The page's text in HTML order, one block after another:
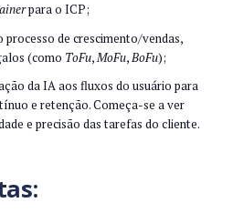
para o ICP;
processo de crescimento/vendas,
(como ToFu,MoFu,BoFu);
da IA aos fluxos do usuário para
e retenção. Começa-se a ver
e precisão das tarefas do cliente.